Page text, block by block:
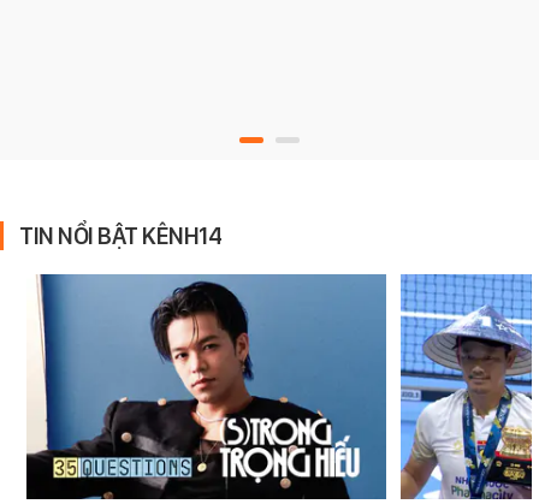
TIN NỔI BẬT KÊNH14